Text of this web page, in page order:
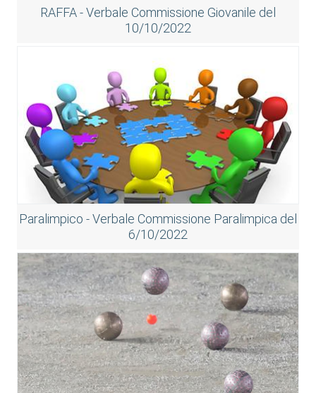
RAFFA - Verbale Commissione Giovanile del
10/10/2022
Paralimpico - Verbale Commissione Paralimpica del
6/10/2022